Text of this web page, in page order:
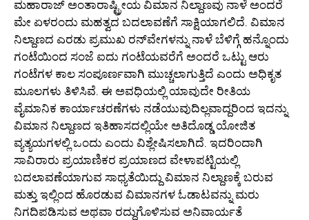
ಮಹಾರಾಜ್ ಅಂತಾರಾಷ್ಟ್ರೀಯ ವಿಮಾನ ನಿಲ್ದಾಣವು ನಾಳೆ ಅಂದರೆ
ಮೇ ಏಳರಂದು ಮಹತ್ವದ ಬದಲಾವಣೆಗೆ ಸಾಕ್ಷಿಯಾಗಲಿದೆ. ವಿಮಾನ
ನಿಲ್ದಾಣದ ಎರಡು ಪ್ರಮುಖ ರನ್‌ವೇಗಳನ್ನು ನಾಳೆ ಬೆಳಿಗ್ಗೆ ಹನ್ನೊಂದು
ಗಂಟೆಯಿಂದ ಸಂಜೆ ಐದು ಗಂಟೆಯವರೆಗೆ ಅಂದರೆ ಒಟ್ಟು ಆರು
ಗಂಟೆಗಳ ಕಾಲ ಸಂಪೂರ್ಣವಾಗಿ ಮುಚ್ಚಲಾಗುತ್ತಿದೆ ಎಂದು ಅಧಿಕೃತ
ಮೂಲಗಳು ತಿಳಿಸಿವೆ. ಈ ಅವಧಿಯಲ್ಲಿ ಯಾವುದೇ ರೀತಿಯ
ವೈಮಾನಿಕ ಕಾರ್ಯಾಚರಣೆಗಳು ನಡೆಯುವುದಿಲ್ಲವಾದ್ದರಿಂದ ಇದನ್ನು
ವಿಮಾನ ನಿಲ್ದಾಣದ ಇತಿಹಾಸದಲ್ಲಿಯೇ ಅತಿದೊಡ್ಡ ಯೋಜಿತ
ವ್ಯತ್ಯಯಗಳಲ್ಲಿ ಒಂದು ಎಂದು ವಿಶ್ಲೇಷಿಸಲಾಗಿದೆ. ಇದರಿಂದಾಗಿ
ಸಾವಿರಾರು ಪ್ರಯಾಣಿಕರ ಪ್ರಯಾಣದ ವೇಳಾಪಟ್ಟಿಯಲ್ಲಿ
ಬದಲಾವಣೆಯಾಗುವ ಸಾಧ್ಯತೆಯಿದ್ದು ವಿಮಾನ ನಿಲ್ದಾಣಕ್ಕೆ ಬರುವ
ಮತ್ತು ಇಲ್ಲಿಂದ ಹೊರಡುವ ವಿಮಾನಗಳ ಓಡಾಟವನ್ನು ಮರು
ನಿಗದಿಪಡಿಸುವ ಅಥವಾ ರದ್ದುಗೊಳಿಸುವ ಅನಿವಾರ್ಯತೆ